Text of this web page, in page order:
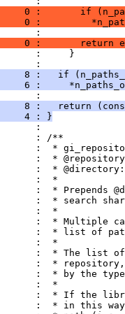
0 :       if
0 :
:
0 :       return
:     }
:
8 :   if
6 :
:
8 :   return
4 : }
:
: /**
:  *
:  *
:  *
:  *
:  * Prepends
:  * search
:  *
:  * Multiple
:  * list of
:  *
:  * The list
:  *
:  * by the
:  *
:  * If the
:  * in this